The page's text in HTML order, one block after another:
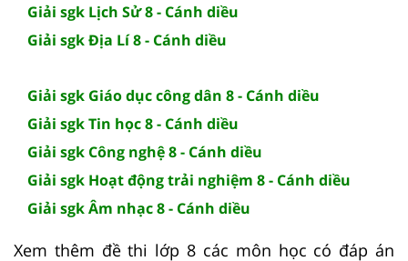
Giải sgk Lịch Sử 8 - Cánh diều
Giải sgk Địa Lí 8 - Cánh diều
Giải sgk Giáo dục công dân 8 - Cánh diều
Giải sgk Tin học 8 - Cánh diều
Giải sgk Công nghệ 8 - Cánh diều
Giải sgk Hoạt động trải nghiệm 8 - Cánh diều
Giải sgk Âm nhạc 8 - Cánh diều
Xem thêm đề thi lớp 8 các môn học có đáp án